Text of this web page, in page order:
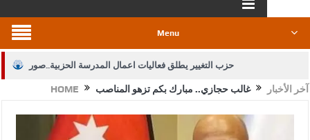
Menu
حزب التغيير يطلق فعاليات اعمال المدرسة الحزبية..صور
الجيش يفتح باب التجنيد لحملة البكالوريوس في الحقوق والقانون
بيان اجتماع عمّان:دعم الوصاية الهاشمية التاريخية على المقدسات
HOME آخر الأخبار غالب حجازي.. مبارك بكم تزهو المناصب